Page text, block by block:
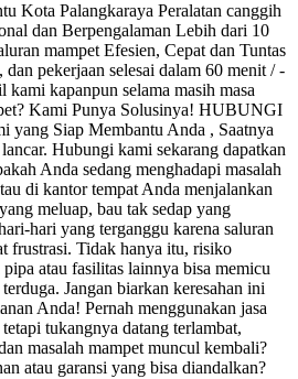
Kota Palangkaraya Peralatan canggih
dan Berpengalaman Lebih dari 10
mampet Efesien, Cepat dan Tuntas
pekerjaan selesai dalam 60 menit / -
kapanpun selama masih masa
Kami Punya Solusinya! HUBUNGI
Siap Membantu Anda , Saatnya
Hubungi kami sekarang dapatkan
Anda sedang menghadapi masalah
di kantor tempat Anda menjalankan
meluap, bau tak sedap yang
hari yang terganggu karena saluran
frustrasi. Tidak hanya itu, risiko
atau fasilitas lainnya bisa memicu
Jangan biarkan keresahan ini
Anda! Pernah menggunakan jasa
tukangnya datang terlambat,
masalah mampet muncul kembali?
atau garansi yang bisa diandalkan?